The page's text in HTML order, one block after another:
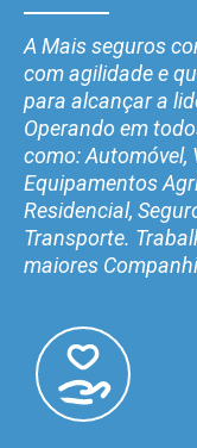
A Mais seguros
com agilidade e
para alcançar a
Operando em
como: Automóvel,
Equipamentos
Residencial,
Transporte.
maiores